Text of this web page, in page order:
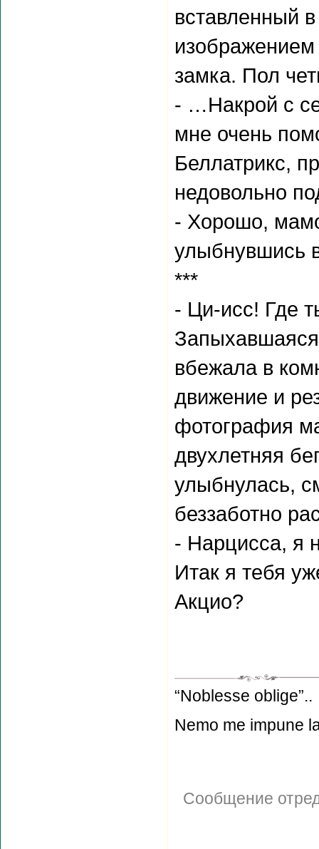
вставленный
замка. Пол
- …Накрой с
мне очень
Беллатрикс,
недовольно
- Хорошо,
улыбнувшись
***
- Ци-исс! Где
вбежала в
движение и
фотография
двухлетняя
улыбнулась,
беззаботно
- Нарцисса, я
Итак я тебя
Акцио?
“Noblesse oblige”..
Nemo me impune
Сообщение